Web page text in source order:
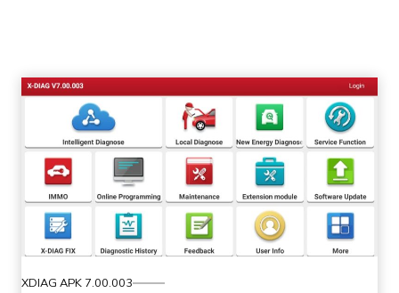
XDIAG APK 7.00.003